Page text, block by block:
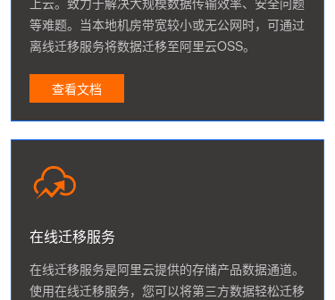
等难题。当本地机房带宽较小或无公网时，可通过
离线迁移服务将数据迁移至阿里云OSS。
查看文档
在线迁移服务
在线迁移服务是阿里云提供的存储产品数据通道。
使用在线迁移服务，您可以将第三方数据轻松迁移